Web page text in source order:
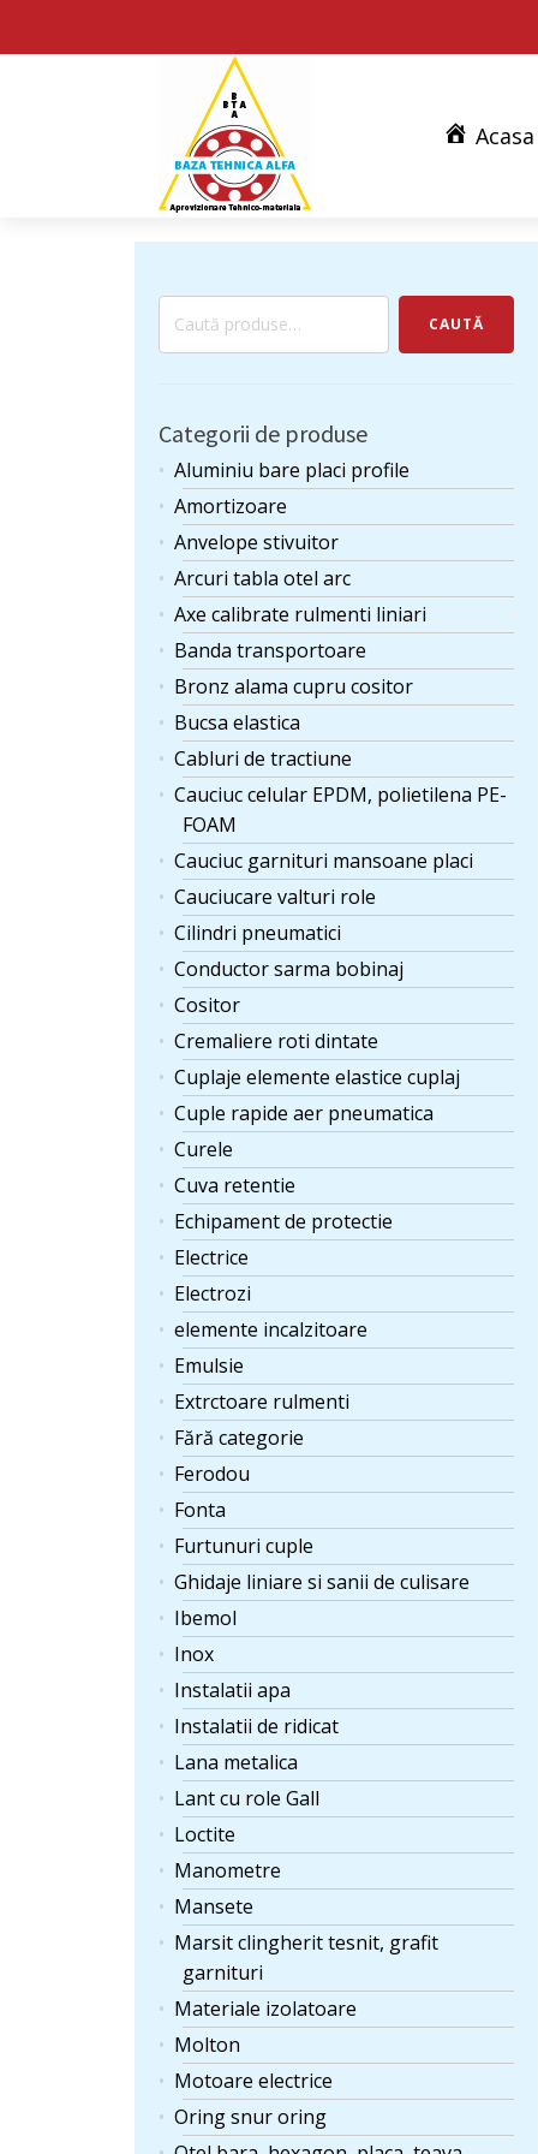
Acasa
Caută
CAUTĂ
Categorii de produse
Aluminiu bare placi profile
Amortizoare
Anvelope stivuitor
Arcuri tabla otel arc
Axe calibrate rulmenti liniari
Banda transportoare
Bronz alama cupru cositor
Bucsa elastica
Cabluri de tractiune
Cauciuc celular EPDM, polietilena PE-
FOAM
Cauciuc garnituri mansoane placi
Cauciucare valturi role
Cilindri pneumatici
Conductor sarma bobinaj
Cositor
Cremaliere roti dintate
Cuplaje elemente elastice cuplaj
Cuple rapide aer pneumatica
Curele
Cuva retentie
Echipament de protectie
Electrice
Electrozi
elemente incalzitoare
Emulsie
Extrctoare rulmenti
Fără categorie
Ferodou
Fonta
Furtunuri cuple
Ghidaje liniare si sanii de culisare
Ibemol
Inox
Instalatii apa
Instalatii de ridicat
Lana metalica
Lant cu role Gall
Loctite
Manometre
Mansete
Marsit clingherit tesnit, grafit
garnituri
Materiale izolatoare
Molton
Motoare electrice
Oring snur oring